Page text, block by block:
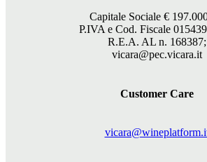
Capitale Sociale €
P.IVA e Cod. Fiscale
R.E.A. AL n. 168387;
vicara@pec.vicara.it
Customer Care